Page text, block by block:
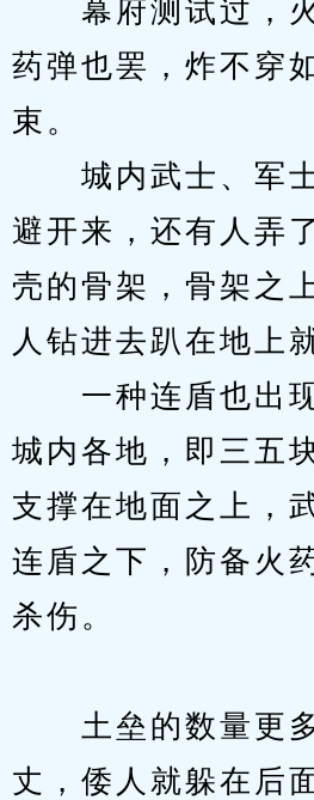
幕府测试过，火
药弹也罢，炸不穿
束。
城内武士、军士
避开来，还有人弄
壳的骨架，骨架之
人钻进去趴在地上
一种连盾也出现
城内各地，即三五
支撑在地面之上，
连盾之下，防备火
杀伤。
土垒的数量更多
丈，倭人就躲在后